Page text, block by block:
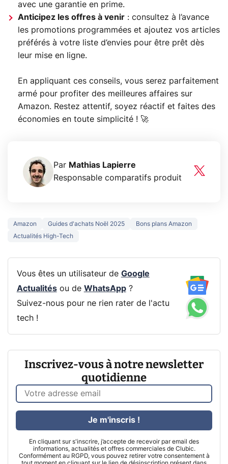
avec une garantie en prime.
Anticipez les offres à venir : consultez à l’avance
les promotions programmées et ajoutez vos articles
préférés à votre liste d’envies pour être prêt dès
leur mise en ligne.
En appliquant ces conseils, vous serez parfaitement
armé pour profiter des meilleures affaires sur
Amazon. Restez attentif, soyez réactif et faites des
économies en toute simplicité ! 🚀
Par Mathias Lapierre
Responsable comparatifs produit
Amazon Guides d'achats Noël 2025
Bons plans Amazon
Actualités High-Tech
Vous êtes un utilisateur de Google
Actualitésou de WhatsApp?
Suivez-nous pour ne rien rater de l'actu
tech !
Inscrivez-vous à notre newsletter
quotidienne
En cliquant sur s'inscrire, j’accepte de recevoir par email des
informations, actualités et offres commerciales de Clubic.
Conformément au RGPD, vous pouvez retirer votre consentement à
Je m'inscris !